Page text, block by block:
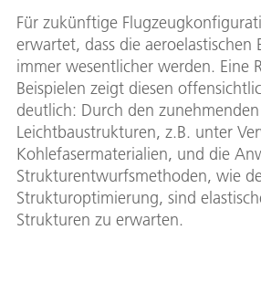
Für zukünftige
erwartet, dass die aeroelastischen
immer wesentlicher werden. Eine
Beispielen zeigt diesen
deutlich: Durch den
Leichtbaustrukturen, z.B. unter
Kohlefasermaterialien, und die
Strukturentwurfsmethoden, wie
Strukturoptimierung, sind
Strukturen zu erwarten.